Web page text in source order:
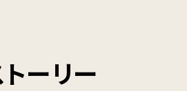
ーリー